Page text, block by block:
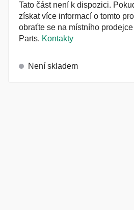
Tato část není k dispozici.
získat více informací o tomto
obraťte se na místního
Parts. Kontakty
Není skladem